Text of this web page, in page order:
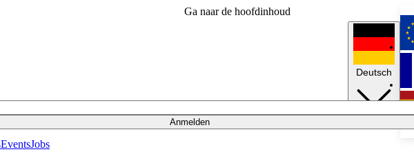
Ga naar de hoofdinhoud
Anmelden
EventsJobs
Deutsch